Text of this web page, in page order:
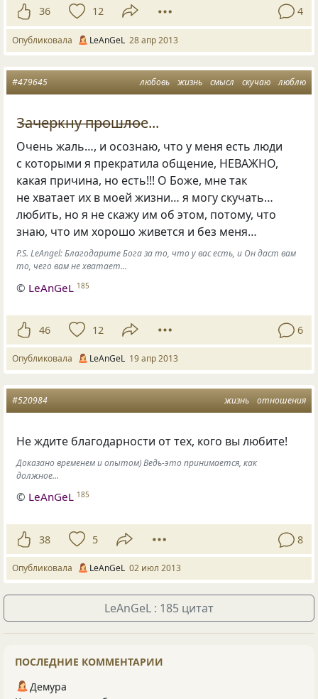
36 12 4
Опубликовала LeAnGeL 28 апр 2013
любовь жизнь смысл скучаю люблю
#479645
З̶а̶ч̶е̶р̶к̶н̶у ̶п̶р̶о̶ш̶л̶о̶е...
Очень жаль…, и осознаю, что у меня есть люди
с которыми я прекратила общение, НЕВАЖНО,
какая причина, но есть!!! О Боже, мне так
не хватает их в моей жизни… я могу скучать…
любить, но я не скажу им об этом, потому, что
знаю, что им хорошо живется и без меня…
P.S. LeAngel: Благодарите Бога за то, что у вас есть, и Он даст вам
то, чего вам не хватает...
© LeAnGeL 185
46 12 6
Опубликовала LeAnGeL 19 апр 2013
жизнь отношения
#520984
Не ждите благодарности от тех, кого вы любите!
Доказано временем и опытом) Ведь-это принимается, как
должное...
© LeAnGeL 185
38 5 8
Опубликовала LeAnGeL 02 июл 2013
LeAnGeL : 185 цитат
ПОСЛЕДНИЕ КОММЕНТАРИИ
Демура